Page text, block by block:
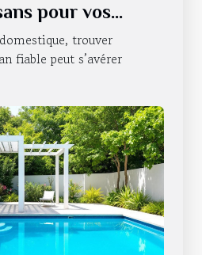
pour vos
?
trouver
fiable peut s’avérer